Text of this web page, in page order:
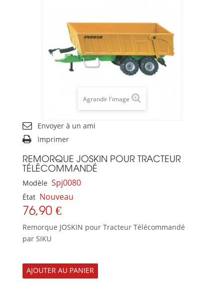
Agrandir l'image
Envoyer à un ami
Imprimer
REMORQUE JOSKIN POUR TRACTEUR
TÉLÉCOMMANDÉ
Modèle Spj0080
État Nouveau
76,90 €
Remorque JOSKIN pour Tracteur Télécommandé
par SIKU
AJOUTER AU PANIER